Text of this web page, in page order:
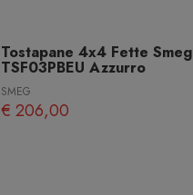
Tostapane 4x4 Fette Smeg
TSF03PBEU Azzurro
SMEG
€ 206,00